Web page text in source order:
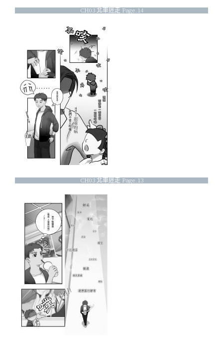
CH03 北車迷走 Page.14
CH03 北車迷走 Page.13